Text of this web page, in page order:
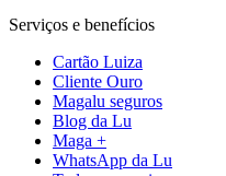
Serviços e benefícios
Cartão Luiza
Cliente Ouro
Magalu seguros
Blog da Lu
Maga +
WhatsApp da Lu